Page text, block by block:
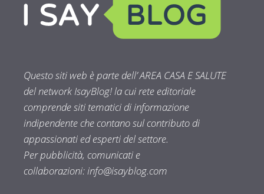
Questo siti web è parte dell’ AREA CASA E SALUTE
del network IsayBlog! la cui rete editoriale
comprende siti tematici di informazione
indipendente che contano sul contributo di
appassionati ed esperti del settore.
Per pubblicità, comunicati e
collaborazioni:info@isayblog.com